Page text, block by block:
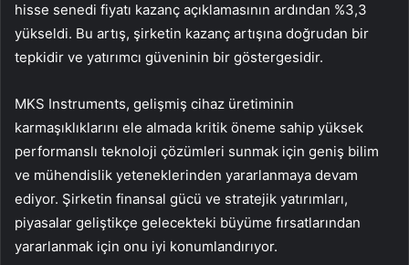
hisse senedi fiyatı kazanç açıklamasının ardından %3,3
yükseldi. Bu artış, şirketin kazanç artışına doğrudan bir
tepkidir ve yatırımcı güveninin bir göstergesidir.
MKS Instruments, gelişmiş cihaz üretiminin
karmaşıklıklarını ele almada kritik öneme sahip yüksek
performanslı teknoloji çözümleri sunmak için geniş bilim
ve mühendislik yeteneklerinden yararlanmaya devam
ediyor. Şirketin finansal gücü ve stratejik yatırımları,
piyasalar geliştikçe gelecekteki büyüme fırsatlarından
yararlanmak için onu iyi konumlandırıyor.